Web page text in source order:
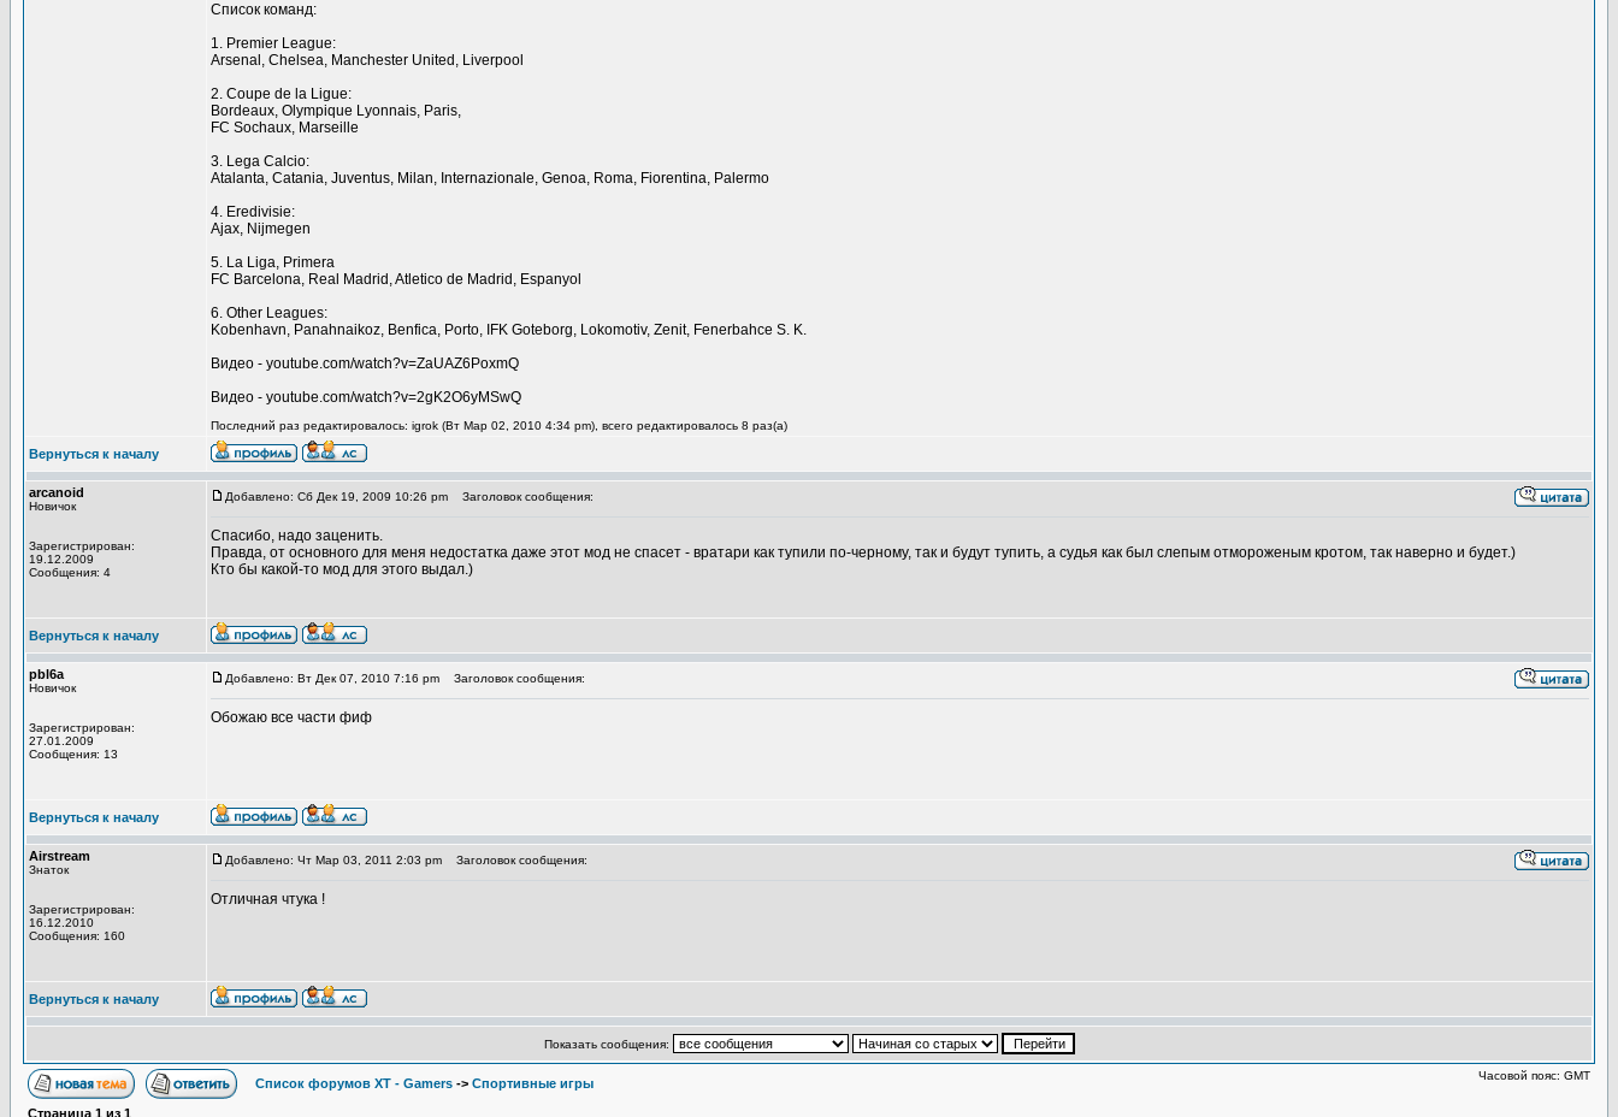
Список команд:
1. Premier League:
Arsenal, Chelsea, Manchester United, Liverpool
2. Coupe de la Ligue:
Bordeaux, Olympique Lyonnais, Paris,
FC Sochaux, Marseille
3. Lega Calcio:
Atalanta, Catania, Juventus, Milan, Internazionale, Genoa, Roma, Fiorentina, Palermo
4. Eredivisie:
Ajax, Nijmegen
5. La Liga, Primera
FС Barcelona, Real Madrid, Atletico de Madrid, Espanyol
6. Other Leagues:
Kobenhavn, Panahnaikoz, Benfica, Porto, IFK Goteborg, Lokomotiv, Zenit, Fenerbahce S. K.
Видео - youtube.com/watch?v=ZaUAZ6PoxmQ
Видео - youtube.com/watch?v=2gK2O6yMSwQ
Последний раз редактировалось: igrok (Вт Мар 02, 2010 4:34 pm), всего редактировалось 8 раз(а)
Вернуться к началу
arcanoid
Новичок
Зарегистрирован:
19.12.2009
Сообщения: 4
Добавлено: Сб Дек 19, 2009 10:26 pm Заголовок сообщения:
Спасибо, надо заценить.
Правда, от основного для меня недостатка даже этот мод не спасет - вратари как тупили по-черному, так и будут тупить, а судья как был слепым отмороженым кротом, так наверно и будет.)
Кто бы какой-то мод для этого выдал.)
Вернуться к началу
pbl6a
Новичок
Зарегистрирован:
27.01.2009
Сообщения: 13
Добавлено: Вт Дек 07, 2010 7:16 pm Заголовок сообщения:
Обожаю все части фиф
Вернуться к началу
Airstream
Знаток
Зарегистрирован:
16.12.2010
Сообщения: 160
Добавлено: Чт Мар 03, 2011 2:03 pm Заголовок сообщения:
Отличная чтука !
Вернуться к началу
Показать сообщения:
Список форумов XT - Gamers -> Спортивные игры
Часовой пояс: GMT
Страница 1 из 1